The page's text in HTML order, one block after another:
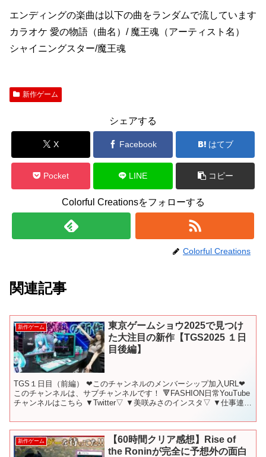
エンディングの楽曲は以下の曲をランダムで流しています
カラオケ 愛の物語（曲名）/ 魔王魂（アーティスト名）
シャイニングスター/魔王魂
新作ゲーム
シェアする
X Facebook はてブ
Pocket LINE コピー
Colorful Creationsをフォローする
Colorful Creations
関連記事
新作ゲーム
東京ゲームショウ2025で見つけ
た大注目の新作【TGS2025 １日
目後編】
TGS１日目（前編） ❤このチャンネルのメンバーシップ加入URL❤
このチャンネルは、サブチャンネルです！ 🔻FASHION日常YouTube
チャンネルはこちら ▼Twitter▽ ▼美咲みさのインスタ▽ ▼仕事連絡
新作ゲーム
【60時間クリア感想】Rise of
the Roninが完全に予想外の面白